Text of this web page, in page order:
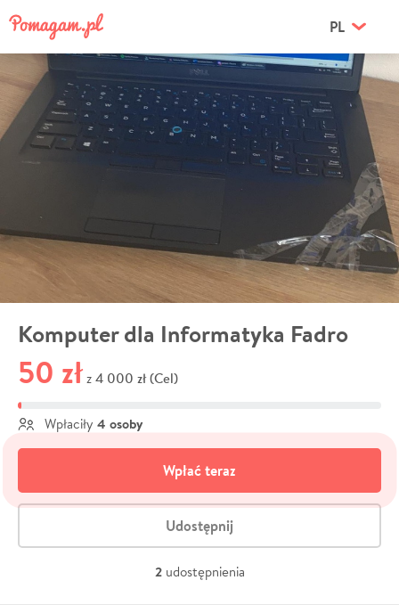
PL
Komputer dla Informatyka Fadro
50 zł z 4 000 zł (Cel)
Wpłaciły 4 osoby
Wpłać teraz
Udostępnij
2 udostępnienia